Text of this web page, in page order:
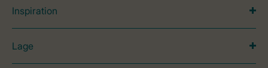
Inspiration
Lage